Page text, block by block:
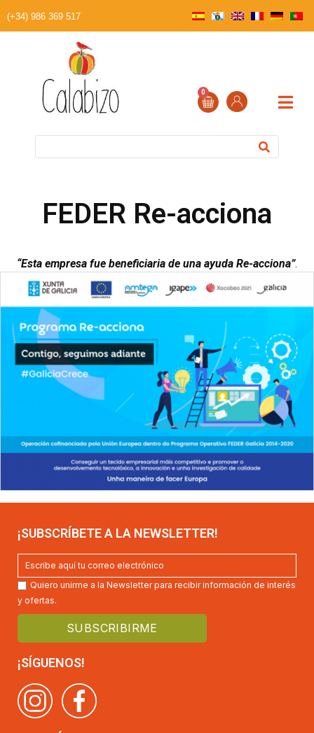
(+34) 986 369 517
0
FEDER Re-acciona
“Esta empresa fue beneficiaria de una ayuda Re-acciona”.
¡SUBSCRÍBETE A LA NEWSLETTER!
Quiero unirme a la Newsletter para recibir información de interés
y ofertas.
¡SÍGUENOS!